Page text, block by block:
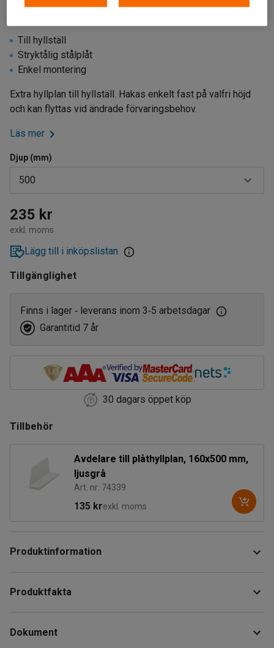
Till hyllställ
Stryktålig stålplåt
Enkel montering
Extra hyllplan till hyllställ. Hakas enkelt fast på valfri höjd
och kan flyttas vid ändrade förvaringsbehov.
Läs mer
Djup (mm)
500
400
500
600
235 kr
exkl. moms
Lägg till i inköpslistan
Tillgänglighet
Finns i lager ‑ leverans inom 3‑5 arbetsdagar
Garantitid 7 år
30 dagars öppet köp
Tillbehör
Avdelare till plåthyllplan, 160x500 mm,
ljusgrå
Art. nr: 74339
135 krexkl. moms
Produktinformation
hyllplan. Detta hyllplan är tillverkat i stryktålig stålplåt och
Du hakar enkelt fast hyllplanet mellan hyllsystemets gavlar
Produktfakta
Djup: 500 mm
Dokument